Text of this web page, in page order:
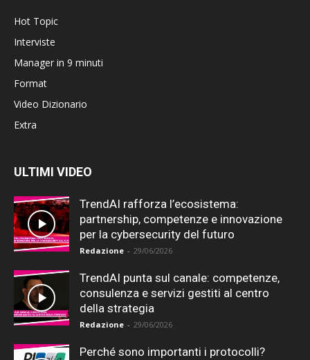
Hot Topic
Interviste
Manager in 9 minuti
Format
Video Dizionario
Extra
ULTIMI VIDEO
TrendAI rafforza l’ecosistema:
partnership, competenze e innovazione
per la cybersecurity del futuro
Redazione - 29/06/2026
TrendAI punta sul canale: competenze,
consulenza e servizi gestiti al centro
della strategia
Redazione - 29/06/2026
Perché sono importanti i protocolli?